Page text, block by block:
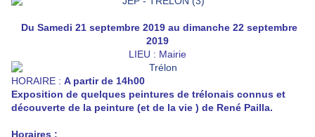
Du Samedi 21 septembre 2019 au dimanche 22 septembre
2019
LIEU : Mairie
HORAIRE : A partir de 14h00
Exposition de quelques peintures de trélonais connus et
découverte de la peinture (et de la vie ) de René Pailla.
Horaires :